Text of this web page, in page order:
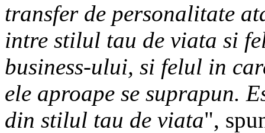
transfer de personalitate
intre stilul tau de viata si
business-ului, si felul in
ele aproape se suprapun.
din stilul tau de viata",